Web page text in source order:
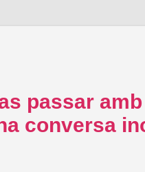
passar amb
conversa